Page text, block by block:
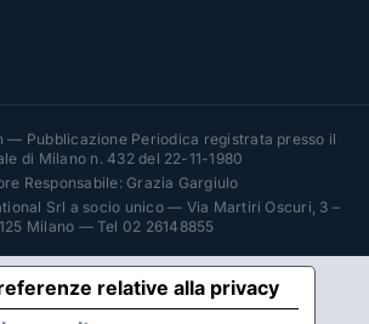
— Pubblicazione Periodica registrata presso il
di Milano n. 432 del 22-11-1980
Responsabile: Grazia Gargiulo
Srl a socio unico — Via Martiri Oscuri, 3 –
Milano — Tel 02 26148855
relative alla privacy